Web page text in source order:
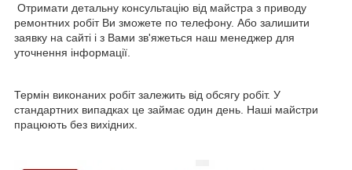
Отримати детальну консультацію від майстра з приводу
ремонтних робіт Ви зможете по телефону. Або залишити
заявку на сайті і з Вами зв'яжеться наш менеджер для
уточнення інформації.
Термін виконаних робіт залежить від обсягу робіт. У
стандартних випадках це займає один день. Наші майстри
працюють без вихідних.